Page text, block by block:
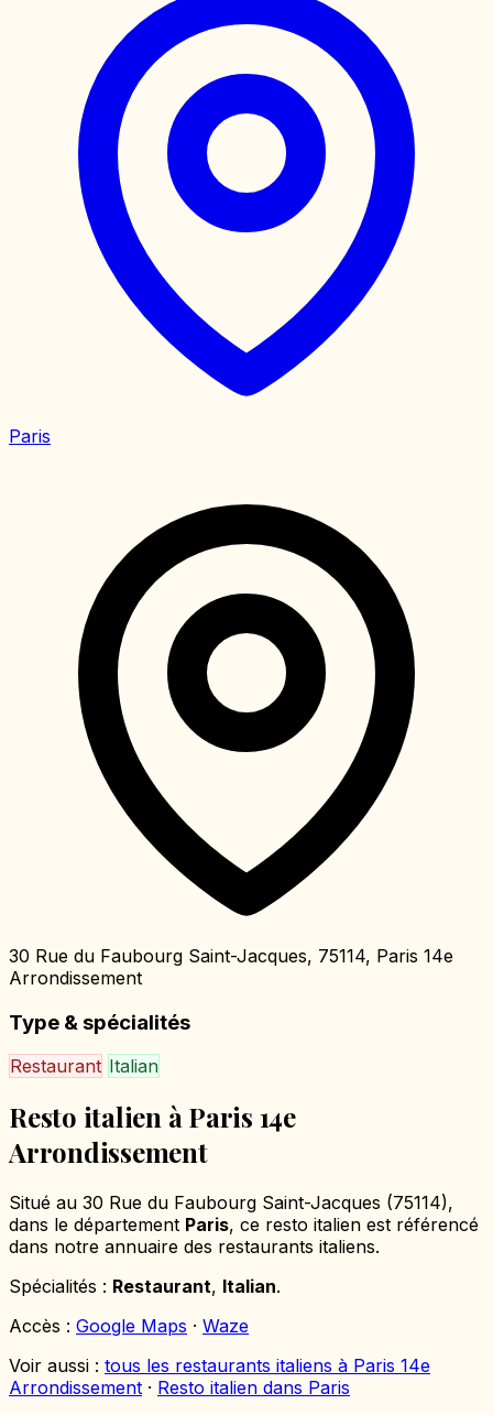
Paris
30 Rue du Faubourg Saint-Jacques, 75114, Paris 14e
Arrondissement
Type & spécialités
Restaurant Italian
Resto italien à Paris 14e
Arrondissement
Situé au 30 Rue du Faubourg Saint-Jacques (75114),
dans le département Paris, ce resto italien est référencé
dans notre annuaire des restaurants italiens.
Spécialités : Restaurant, Italian.
Accès : Google Maps · Waze
Voir aussi : tous les restaurants italiens à Paris 14e
Arrondissement · Resto italien dans Paris